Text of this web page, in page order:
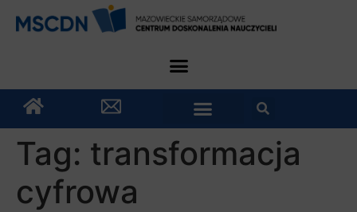
Tag: transformacja
cyfrowa